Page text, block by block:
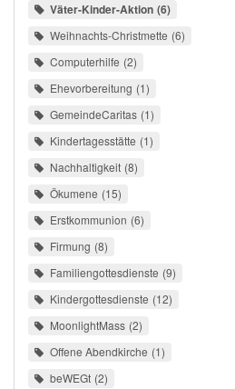
Väter-Kinder-Aktion 6
Weihnachts-Christmette 6
Computerhilfe 2
Ehevorbereitung 1
GemeindeCaritas 1
Kindertagesstätte 1
Nachhaltigkeit 8
Ökumene 15
Erstkommunion 6
Firmung 8
Familiengottesdienste 9
Kindergottesdienste 12
MoonlightMass 2
Offene Abendkirche 1
beWEGt 2